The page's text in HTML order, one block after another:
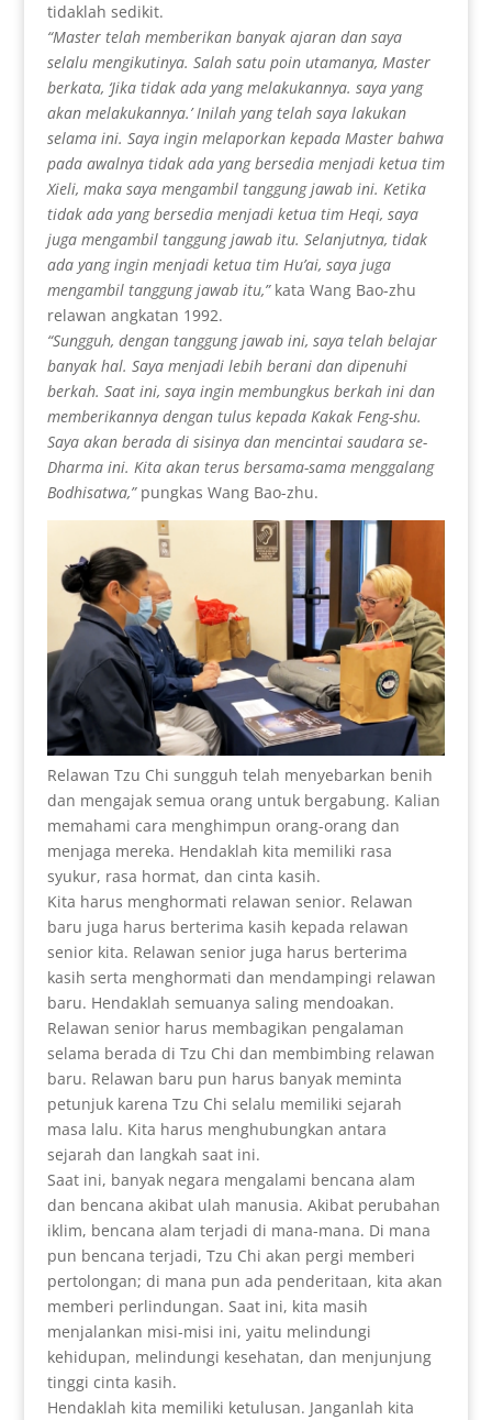
tidaklah sedikit.
“Master telah memberikan banyak ajaran dan saya
selalu mengikutinya. Salah satu poin utamanya, Master
berkata, ‘Jika tidak ada yang melakukannya. saya yang
akan melakukannya.’ Inilah yang telah saya lakukan
selama ini. Saya ingin melaporkan kepada Master bahwa
pada awalnya tidak ada yang bersedia menjadi ketua tim
Xieli, maka saya mengambil tanggung jawab ini. Ketika
tidak ada yang bersedia menjadi ketua tim Heqi, saya
juga mengambil tanggung jawab itu. Selanjutnya, tidak
ada yang ingin menjadi ketua tim Hu’ai, saya juga
mengambil tanggung jawab itu,”kata Wang Bao-zhu
relawan angkatan 1992.
“Sungguh, dengan tanggung jawab ini, saya telah belajar
banyak hal. Saya menjadi lebih berani dan dipenuhi
berkah. Saat ini, saya ingin membungkus berkah ini dan
memberikannya dengan tulus kepada Kakak Feng-shu.
Saya akan berada di sisinya dan mencintai saudara se-
Dharma ini. Kita akan terus bersama-sama menggalang
Bodhisatwa,”pungkas Wang Bao-zhu.
Relawan Tzu Chi sungguh telah menyebarkan benih
dan mengajak semua orang untuk bergabung. Kalian
memahami cara menghimpun orang-orang dan
menjaga mereka. Hendaklah kita memiliki rasa
syukur, rasa hormat, dan cinta kasih.
Kita harus menghormati relawan senior. Relawan
baru juga harus berterima kasih kepada relawan
senior kita. Relawan senior juga harus berterima
kasih serta menghormati dan mendampingi relawan
baru. Hendaklah semuanya saling mendoakan.
Relawan senior harus membagikan pengalaman
selama berada di Tzu Chi dan membimbing relawan
baru. Relawan baru pun harus banyak meminta
petunjuk karena Tzu Chi selalu memiliki sejarah
masa lalu. Kita harus menghubungkan antara
sejarah dan langkah saat ini.
Saat ini, banyak negara mengalami bencana alam
dan bencana akibat ulah manusia. Akibat perubahan
iklim, bencana alam terjadi di mana-mana. Di mana
pun bencana terjadi, Tzu Chi akan pergi memberi
pertolongan; di mana pun ada penderitaan, kita akan
memberi perlindungan. Saat ini, kita masih
menjalankan misi-misi ini, yaitu melindungi
kehidupan, melindungi kesehatan, dan menjunjung
tinggi cinta kasih.
Hendaklah kita memiliki ketulusan. Janganlah kita